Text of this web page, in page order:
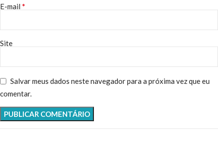
E-mail *
Site
Salvar meus dados neste navegador para a próxima vez que eu
comentar.